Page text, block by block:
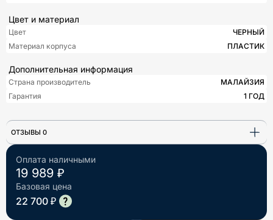
Оплата наличными
19 989 ₽
Базовая цена
22 700 ₽
Цвет и материал
Цвет
ЧЕРНЫЙ
Материал корпуса
ПЛАСТИК
Дополнительная информация
Страна производитель
МАЛАЙЗИЯ
Гарантия
1 ГОД
ОТЗЫВЫ 0